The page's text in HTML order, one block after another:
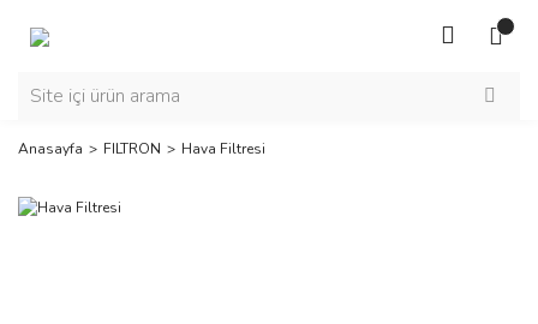
Anasayfa FILTRON Hava Filtresi